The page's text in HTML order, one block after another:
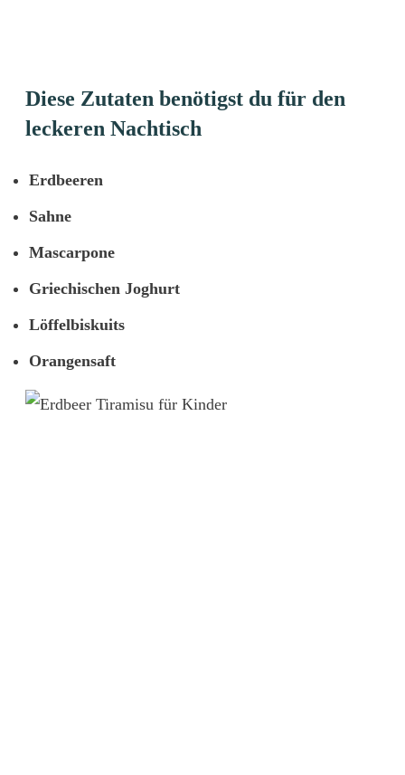
Diese Zutaten benötigst du für den
leckeren Nachtisch
Erdbeeren
Sahne
Mascarpone
Griechischen Joghurt
Löffelbiskuits
Orangensaft